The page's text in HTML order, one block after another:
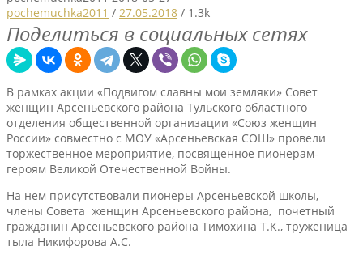
pochemuchka2011 / 27.05.2018 / 1.3k
Поделиться в социальных сетях
В рамках акции «Подвигом славны мои земляки» Совет
женщин Арсеньевского района Тульского областного
отделения общественной организации «Союз женщин
России» совместно с МОУ «Арсеньевская СОШ» провели
торжественное мероприятие, посвященное пионерам-
героям Великой Отечественной Войны.
На нем присутствовали пионеры Арсеньевской школы,
члены Совета женщин Арсеньевского района, почетный
гражданин Арсеньевского района Тимохина Т.К., труженица
тыла Никифорова А.С.